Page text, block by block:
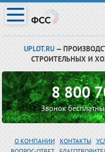
UPLOT.RU —
СТРОИТЕЛЬНЫХ И
8 800
Звонок
О КОМПАНИИ КОНТАКТЫ